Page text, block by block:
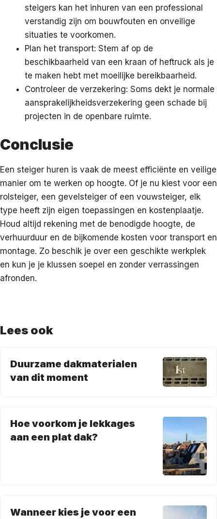
steigers kan het inhuren van een professional
verstandig zijn om bouwfouten en onveilige
situaties te voorkomen.
Plan het transport: Stem af op de
beschikbaarheid van een kraan of heftruck als je
te maken hebt met moeilijke bereikbaarheid.
Controleer de verzekering: Soms dekt je normale
aansprakelijkheidsverzekering geen schade bij
projecten in de openbare ruimte.
Conclusie
Een steiger huren is vaak de meest efficiënte en veilige
manier om te werken op hoogte. Of je nu kiest voor een
rolsteiger, een gevelsteiger of een vouwsteiger, elk
type heeft zijn eigen toepassingen en kostenplaatje.
Houd altijd rekening met de benodigde hoogte, de
verhuurduur en de bijkomende kosten voor transport en
montage. Zo beschik je over een geschikte werkplek
en kun je je klussen soepel en zonder verrassingen
afronden.
Lees ook
Duurzame dakmaterialen
van dit moment
Hoe voorkom je lekkages
aan een plat dak?
Wanneer kies je voor een